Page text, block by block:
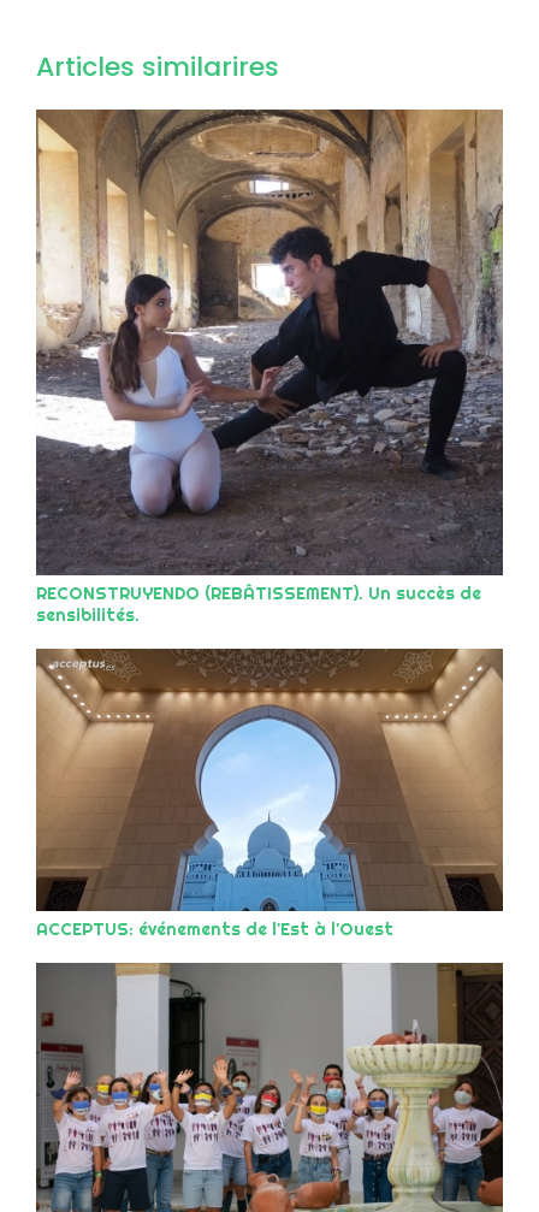
Articles similarires
RECONSTRUYENDO (REBÂTISSEMENT). Un succès de
sensibilités.
ACCEPTUS: événements de l'Est à l'Ouest